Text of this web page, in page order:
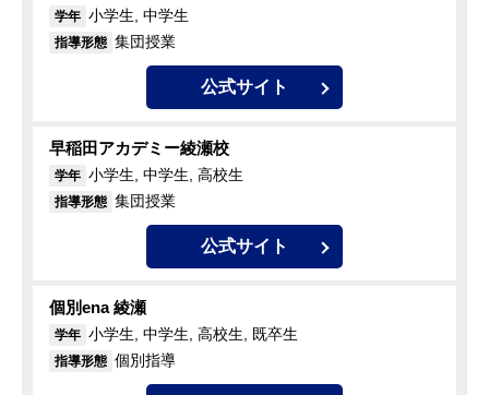
学年 小学生, 中学生
指導形態 集団授業
公式サイト
早稲田アカデミー綾瀬校
学年 小学生, 中学生, 高校生
指導形態 集団授業
公式サイト
個別ena 綾瀬
学年 小学生, 中学生, 高校生, 既卒生
指導形態 個別指導